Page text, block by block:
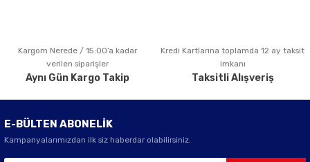
Gönder
Kargom Nerede / 15:00’a kadar
verilen siparişler
Aynı Gün Kargo Takip
Kredi Kartlarına toplamda 12 ay taksit
imkanı
Taksitli Alışveriş
E-BÜLTEN ABONELİK
Kampanyalarımızdan ilk siz haberdar olabilirsiniz.